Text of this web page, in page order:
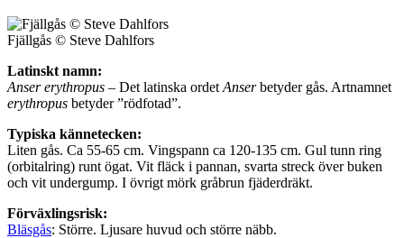
Fjällgås © Steve Dahlfors
Latinskt namn:
Anser erythropus – Det latinska ordet Anserbetyder gås. Artnamnet
erythropus betyder ”rödfotad”.
Typiska kännetecken:
Liten gås. Ca 55-65 cm. Vingspann ca 120-135 cm. Gul tunn ring
(orbitalring) runt ögat. Vit fläck i pannan, svarta streck över buken
och vit undergump. I övrigt mörk gråbrun fjäderdräkt.
Förväxlingsrisk:
Bläsgås: Större. Ljusare huvud och större näbb.